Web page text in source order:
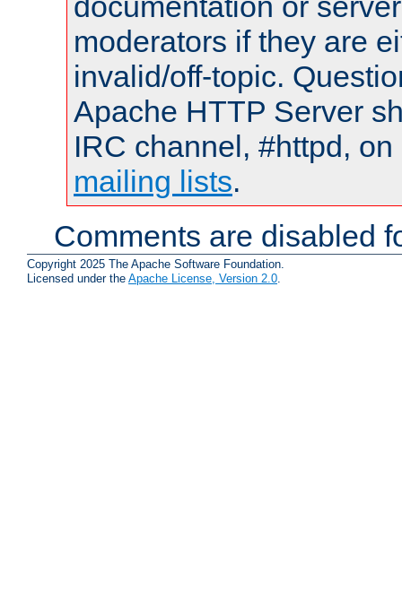
moderators if they are
invalid/off-topic.
Apache HTTP Server
IRC channel, #httpd,
mailing lists.
Comments are disabled
Copyright 2025 The Apache Software Foundation.
Licensed under the Apache License, Version 2.0